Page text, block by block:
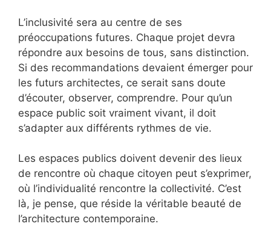
L’inclusivité sera au centre de ses
préoccupations futures. Chaque projet devra
répondre aux besoins de tous, sans distinction.
Si des recommandations devaient émerger pour
les futurs architectes, ce serait sans doute
d’écouter, observer, comprendre. Pour qu’un
espace public soit vraiment vivant, il doit
s’adapter aux différents rythmes de vie.
Les espaces publics doivent devenir des lieux
de rencontre où chaque citoyen peut s’exprimer,
où l’individualité rencontre la collectivité. C’est
là, je pense, que réside la véritable beauté de
l’architecture contemporaine.